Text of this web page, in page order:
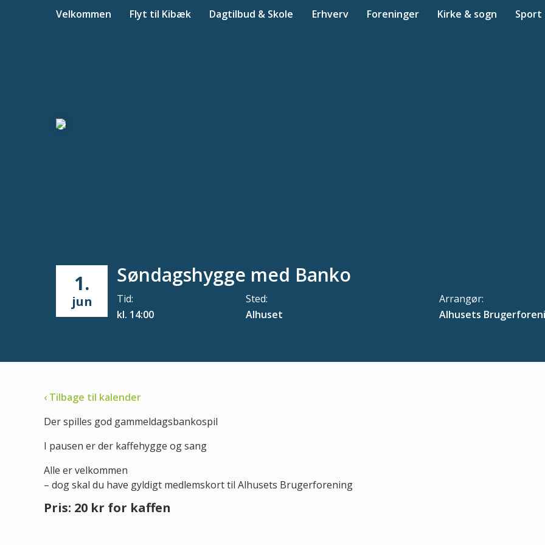
Velkommen Flyt til Kibæk Dagtilbud & Skole Erhverv Foreninger Kirke & sogn Sport
1.
jun
Søndagshygge med Banko
Tid:
kl. 14:00
Sted:
Alhuset
Arrangør:
Alhusets
‹ Tilbage til kalender
Der spilles god gammeldagsbankospil
I pausen er der kaffehygge og sang
Alle er velkommen
– dog skal du have gyldigt medlemskort til Alhusets Brugerforening
Pris: 20 kr for kaffen